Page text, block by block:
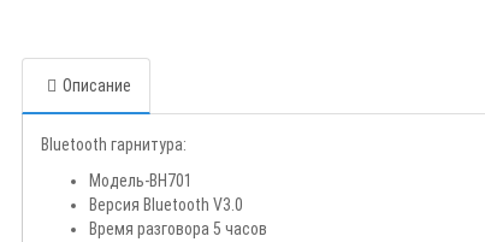
Описание
Bluetooth гарнитура:
Модель-BH701
Версия Bluetooth V3.0
Время разговора 5 часов